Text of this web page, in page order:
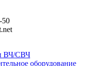
50
ВЧ/СВЧ
оборудование